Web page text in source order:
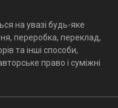
на увазі будь-яке
переробка, переклад,
та інші способи,
право і суміжні